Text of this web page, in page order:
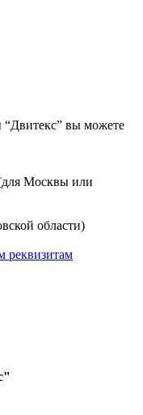
вы можете
Москвы или
области)
реквизитам